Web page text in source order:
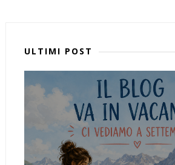
ULTIMI POST